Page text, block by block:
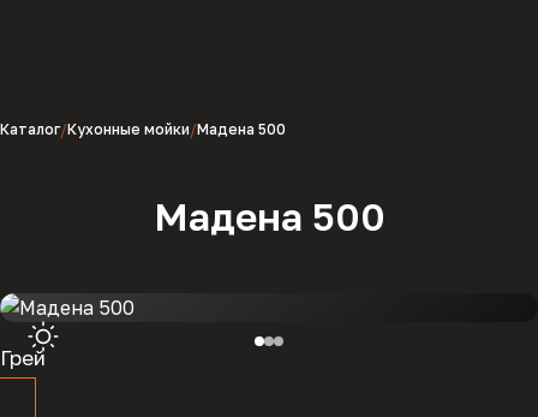
Каталог Кухонные мойки Мадена 500
Мадена 500
Грей